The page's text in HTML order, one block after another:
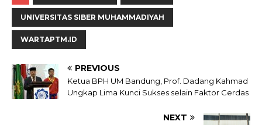
UNIVERSITAS SIBER MUHAMMADIYAH
WARTAPTM.ID
PREVIOUS
Ketua BPH UM Bandung, Prof. Dadang Kahmad
Ungkap Lima Kunci Sukses selain Faktor Cerdas
NEXT